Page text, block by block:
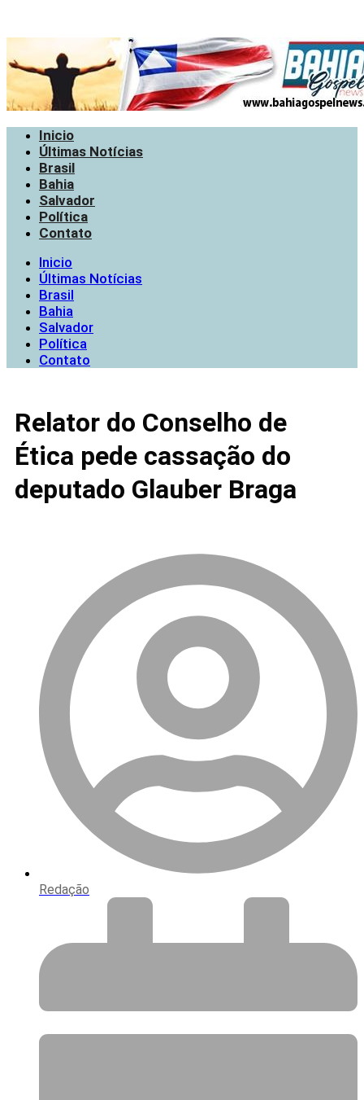
Inicio
Últimas Notícias
Brasil
Bahia
Salvador
Política
Contato
Inicio
Últimas Notícias
Brasil
Bahia
Salvador
Política
Contato
Relator do Conselho de
Ética pede cassação do
deputado Glauber Braga
Redação